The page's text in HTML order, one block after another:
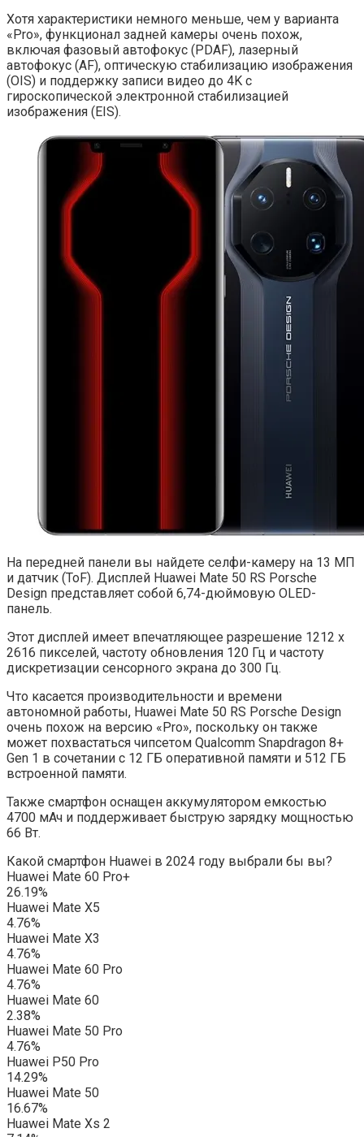
Хотя характеристики немного меньше, чем у варианта
«Pro», функционал задней камеры очень похож,
включая фазовый автофокус (PDAF), лазерный
автофокус (AF), оптическую стабилизацию изображения
(OIS) и поддержку записи видео до 4K с
гироскопической электронной стабилизацией
изображения (EIS).
На передней панели вы найдете селфи-камеру на 13 МП
и датчик (ToF). Дисплей Huawei Mate 50 RS Porsche
Design представляет собой 6,74-дюймовую OLED-
панель.
Этот дисплей имеет впечатляющее разрешение 1212 x
2616 пикселей, частоту обновления 120 Гц и частоту
дискретизации сенсорного экрана до 300 Гц.
Что касается производительности и времени
автономной работы, Huawei Mate 50 RS Porsche Design
очень похож на версию «Pro», поскольку он также
может похвастаться чипсетом Qualcomm Snapdragon 8+
Gen 1 в сочетании с 12 ГБ оперативной памяти и 512 ГБ
встроенной памяти.
Также смартфон оснащен аккумулятором емкостью
4700 мАч и поддерживает быструю зарядку мощностью
66 Вт.
Какой смартфон Huawei в 2024 году выбрали бы вы?
Huawei Mate 60 Pro+
26.19%
Huawei Mate X5
4.76%
Huawei Mate X3
4.76%
Huawei Mate 60 Pro
4.76%
Huawei Mate 60
2.38%
Huawei Mate 50 Pro
4.76%
Huawei P50 Pro
14.29%
Huawei Mate 50
16.67%
Huawei Mate Xs 2